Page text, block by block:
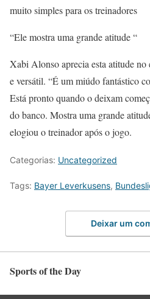
muito simples para os treinadores
“Ele mostra uma grande atitude “
Xabi Alonso aprecia esta atitude no
e versátil. “É um miúdo fantástico
Está pronto quando o deixam
do banco. Mostra uma grande
elogiou o treinador após o jogo.
Categorias: Uncategorized
Tags: Bayer Leverkusens,
Deixar um
Sports of the Day